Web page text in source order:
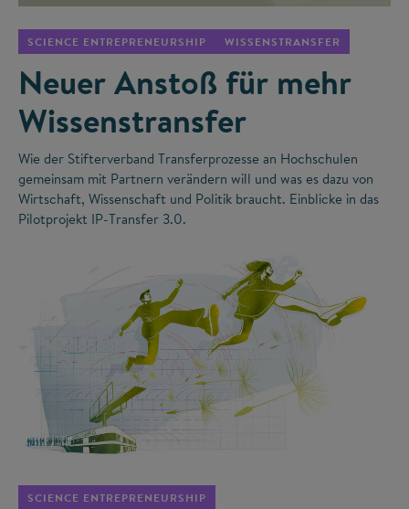
SCIENCE ENTREPRENEURSHIP WISSENSTRANSFER
Neuer Anstoß für mehr
Wissenstransfer
Wie der Stifterverband Transferprozesse an Hochschulen
gemeinsam mit Partnern verändern will und was es dazu von
Wirtschaft, Wissenschaft und Politik braucht. Einblicke in das
Pilotprojekt IP-Transfer 3.0.
SCIENCE ENTREPRENEURSHIP